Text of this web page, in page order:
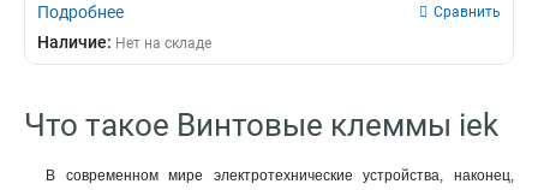
Подробнее Сравнить
Наличие: Нет на складе
Что такое Винтовые клеммы iek
В современном мире электротехнические устройства, наконец,